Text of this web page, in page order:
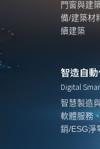
門窗與建
備/建築材
續建築
智造自
Digital
智慧製造
軟體服務
銷/ESG淨